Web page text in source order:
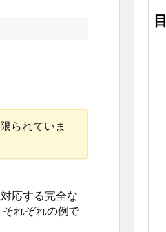
られていま
応する完全な
れぞれの例で